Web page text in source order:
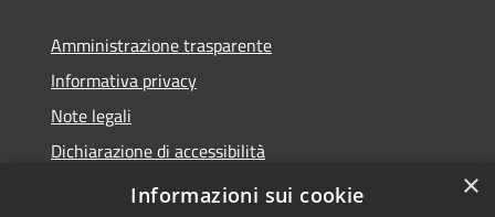
Amministrazione trasparente
Informativa privacy
Note legali
Dichiarazione di accessibilità
Piano di miglioramento dei servizi
×
Informazioni sui cookie